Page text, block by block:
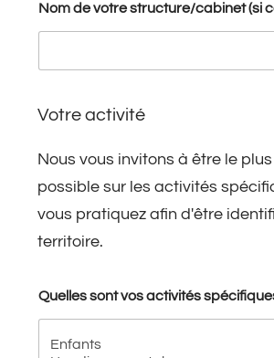
Nom de votre structure/cabinet (si
Votre activité
Nous vous invitons à être le
possible sur les activités
vous pratiquez afin d'être
territoire.
Quelles sont vos activités